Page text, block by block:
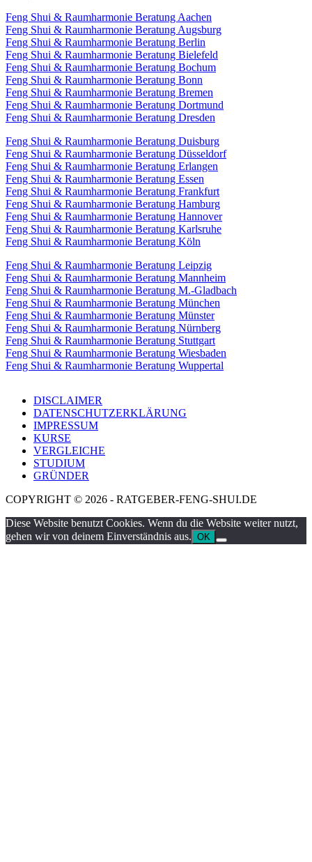
Feng Shui & Raumharmonie Beratung Aachen
Feng Shui & Raumharmonie Beratung Augsburg
Feng Shui & Raumharmonie Beratung Berlin
Feng Shui & Raumharmonie Beratung Bielefeld
Feng Shui & Raumharmonie Beratung Bochum
Feng Shui & Raumharmonie Beratung Bonn
Feng Shui & Raumharmonie Beratung Bremen
Feng Shui & Raumharmonie Beratung Dortmund
Feng Shui & Raumharmonie Beratung Dresden
Feng Shui & Raumharmonie Beratung Duisburg
Feng Shui & Raumharmonie Beratung Düsseldorf
Feng Shui & Raumharmonie Beratung Erlangen
Feng Shui & Raumharmonie Beratung Essen
Feng Shui & Raumharmonie Beratung Frankfurt
Feng Shui & Raumharmonie Beratung Hamburg
Feng Shui & Raumharmonie Beratung Hannover
Feng Shui & Raumharmonie Beratung Karlsruhe
Feng Shui & Raumharmonie Beratung Köln
Feng Shui & Raumharmonie Beratung Leipzig
Feng Shui & Raumharmonie Beratung Mannheim
Feng Shui & Raumharmonie Beratung M.-Gladbach
Feng Shui & Raumharmonie Beratung München
Feng Shui & Raumharmonie Beratung Münster
Feng Shui & Raumharmonie Beratung Nürnberg
Feng Shui & Raumharmonie Beratung Stuttgart
Feng Shui & Raumharmonie Beratung Wiesbaden
Feng Shui & Raumharmonie Beratung Wuppertal
DISCLAIMER
DATENSCHUTZERKLÄRUNG
IMPRESSUM
KURSE
VERGLEICHE
STUDIUM
GRÜNDER
COPYRIGHT © 2026 - RATGEBER-FENG-SHUI.DE
Diese Website benutzt Cookies. Wenn du die Website weiter nutzt,
gehen wir von deinem Einverständnis aus. OK